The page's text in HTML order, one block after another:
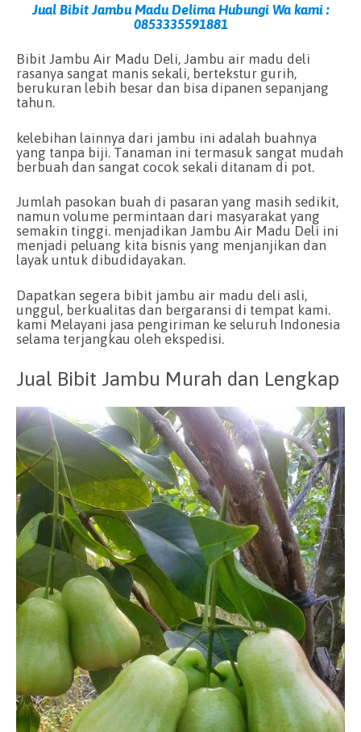
Jual Bibit Jambu Madu Delima Hubungi Wa kami :
0853335591881
Bibit Jambu Air Madu Deli, Jambu air madu deli
rasanya sangat manis sekali, bertekstur gurih,
berukuran lebih besar dan bisa dipanen sepanjang
tahun.
kelebihan lainnya dari jambu ini adalah buahnya
yang tanpa biji. Tanaman ini termasuk sangat mudah
berbuah dan sangat cocok sekali ditanam di pot.
Jumlah pasokan buah di pasaran yang masih sedikit,
namun volume permintaan dari masyarakat yang
semakin tinggi. menjadikan Jambu Air Madu Deli ini
menjadi peluang kita bisnis yang menjanjikan dan
layak untuk dibudidayakan.
Dapatkan segera bibit jambu air madu deli asli,
unggul, berkualitas dan bergaransi di tempat kami.
kami Melayani jasa pengiriman ke seluruh Indonesia
selama terjangkau oleh ekspedisi.
Jual Bibit Jambu Murah dan Lengkap